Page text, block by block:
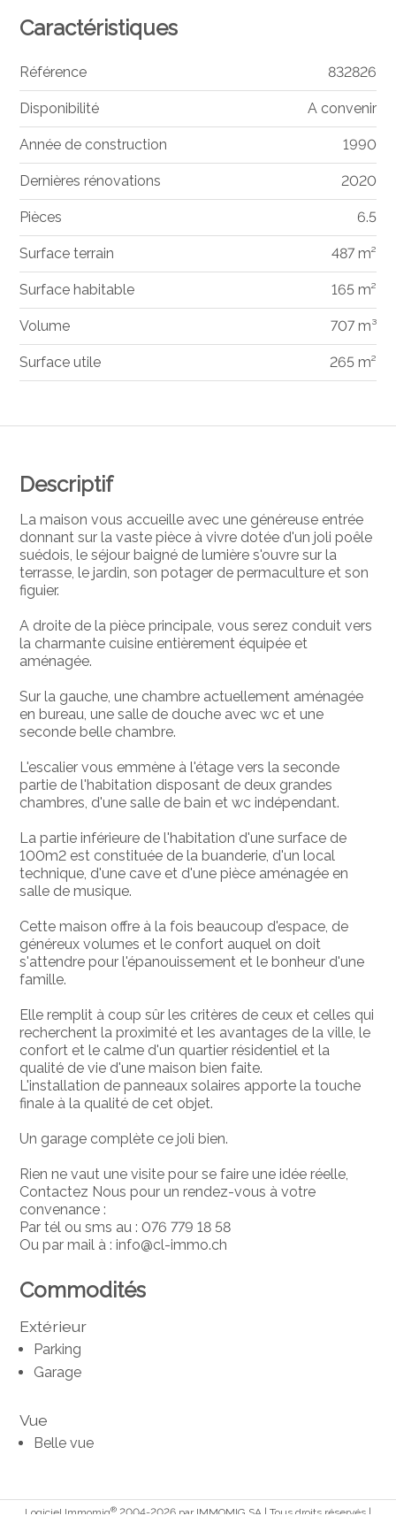
Descriptif
La maison vous accueille avec une généreuse entrée
donnant sur la vaste pièce à vivre dotée d'un joli poêle
suédois, le séjour baigné de lumière s'ouvre sur la
terrasse, le jardin, son potager de permaculture et son
figuier.
A droite de la pièce principale, vous serez conduit vers
la charmante cuisine entièrement équipée et
aménagée.
Sur la gauche, une chambre actuellement aménagée
en bureau, une salle de douche avec wc et une
seconde belle chambre.
L'escalier vous emmène à l'étage vers la seconde
partie de l'habitation disposant de deux grandes
chambres, d'une salle de bain et wc indépendant.
La partie inférieure de l'habitation d'une surface de
100m2 est constituée de la buanderie, d'un local
technique, d'une cave et d'une pièce aménagée en
salle de musique.
Cette maison offre à la fois beaucoup d'espace, de
généreux volumes et le confort auquel on doit
s'attendre pour l'épanouissement et le bonheur d'une
famille.
Elle remplit à coup sûr les critères de ceux et celles qui
recherchent la proximité et les avantages de la ville, le
confort et le calme d'un quartier résidentiel et la
qualité de vie d'une maison bien faite.
L'installation de panneaux solaires apporte la touche
finale à la qualité de cet objet.
Un garage complète ce joli bien.
Rien ne vaut une visite pour se faire une idée réelle,
Contactez Nous pour un rendez-vous à votre
convenance :
Par tél ou sms au : 076 779 18 58
Ou par mail à : info@cl-immo.ch
Commodités
Extérieur
Parking
Garage
Vue
Belle vue
Caractéristiques
Référence 832826
Disponibilité A convenir
Année de construction 1990
Dernières rénovations 2020
Pièces 6.5
Surface terrain 487 m²
Surface habitable 165 m²
Volume 707 m³
Surface utile 265 m²
Logiciel Immomig® 2004-2026 par IMMOMIG SA | Tous droits réservés |